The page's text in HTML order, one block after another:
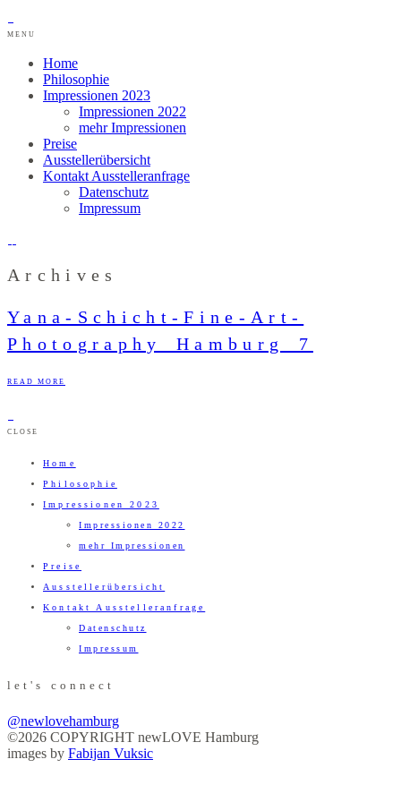
MENU
Home
Philosophie
Impressionen 2023
Impressionen 2022
mehr Impressionen
Preise
Ausstellerübersicht
Kontakt Ausstelleranfrage
Datenschutz
Impressum
Archives
Yana-Schicht-Fine-Art-
Photography_Hamburg_7
READ MORE
CLOSE
Home
Philosophie
Impressionen 2023
Impressionen 2022
mehr Impressionen
Preise
Ausstellerübersicht
Kontakt Ausstelleranfrage
Datenschutz
Impressum
let's connect
@newlovehamburg
©2026 COPYRIGHT newLOVE Hamburg
images by Fabijan Vuksic